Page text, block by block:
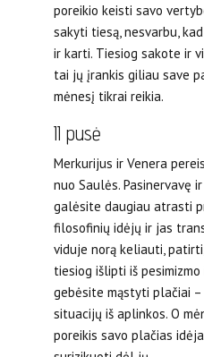
poreikio keisti savo
sakyti tiesą, nesvarbu,
ir karti. Tiesiog sakote ir
tai jų įrankis giliau save
mėnesį tikrai reikia.
II pusė
Merkurijus ir Venera
nuo Saulės. Pasinervavę
galėsite daugiau atrasti
filosofinių idėjų ir jas
viduje norą keliauti,
tiesiog išlipti iš
gebėsite mąstyti plačiai
situacijų iš aplinkos. O
poreikis savo plačias